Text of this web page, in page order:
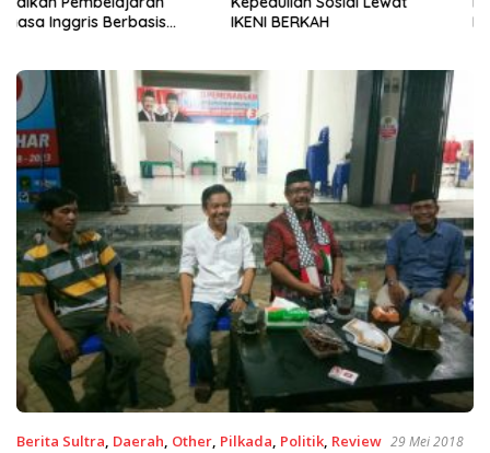
IKENI BERKAH
BWS Sulawesi IV Perkuat
Berita Sultra, Daerah, Other, Pilkada, Politik, Review 29 Mei 2018